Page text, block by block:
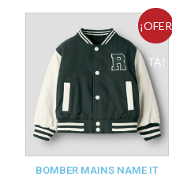
¡OFER
TA!
BOMBER MAINS NAME IT